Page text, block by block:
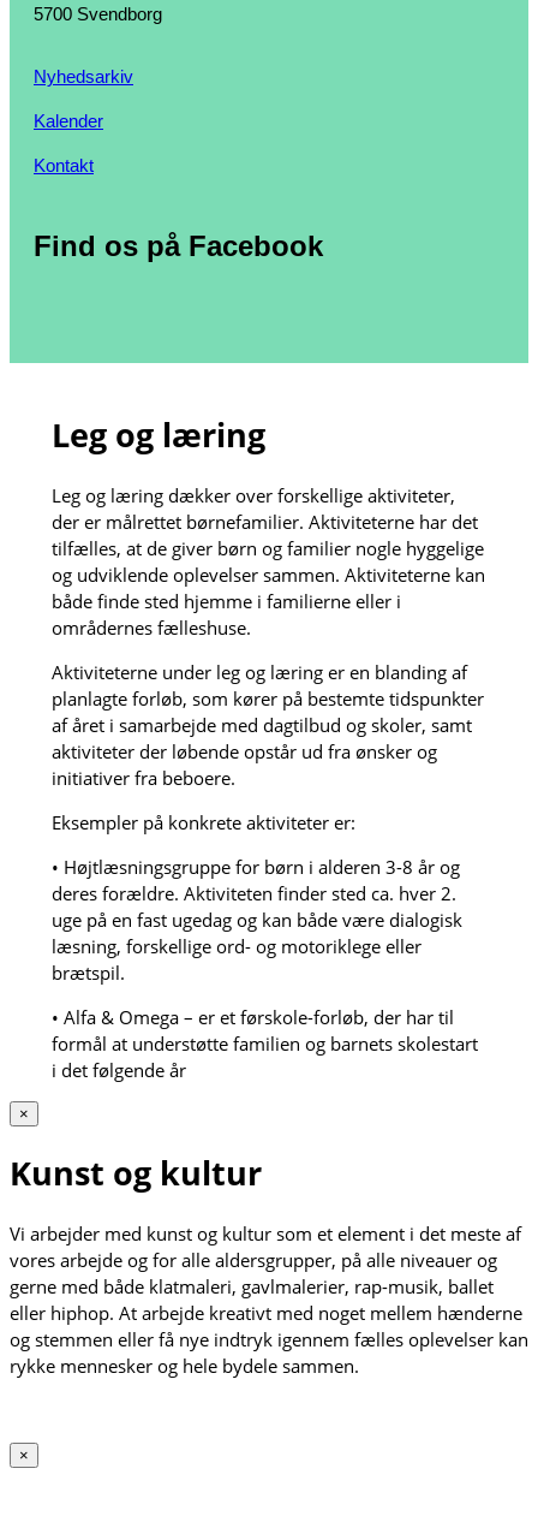
5700 Svendborg
Nyhedsarkiv
Kalender
Kontakt
Find os på Facebook
Leg og læring
Leg og læring dækker over forskellige aktiviteter,
der er målrettet børnefamilier. Aktiviteterne har det
tilfælles, at de giver børn og familier nogle hyggelige
og udviklende oplevelser sammen. Aktiviteterne kan
både finde sted hjemme i familierne eller i
områdernes fælleshuse.
Aktiviteterne under leg og læring er en blanding af
planlagte forløb, som kører på bestemte tidspunkter
af året i samarbejde med dagtilbud og skoler, samt
aktiviteter der løbende opstår ud fra ønsker og
initiativer fra beboere.
Eksempler på konkrete aktiviteter er:
• Højtlæsningsgruppe for børn i alderen 3-8 år og
deres forældre. Aktiviteten finder sted ca. hver 2.
uge på en fast ugedag og kan både være dialogisk
læsning, forskellige ord- og motoriklege eller
brætspil.
• Alfa & Omega – er et førskole-forløb, der har til
formål at understøtte familien og barnets skolestart
i det følgende år
×
Kunst og kultur
Vi arbejder med kunst og kultur som et element i det meste af
vores arbejde og for alle aldersgrupper, på alle niveauer og
gerne med både klatmaleri, gavlmalerier, rap-musik, ballet
eller hiphop. At arbejde kreativt med noget mellem hænderne
og stemmen eller få nye indtryk igennem fælles oplevelser kan
rykke mennesker og hele bydele sammen.
×